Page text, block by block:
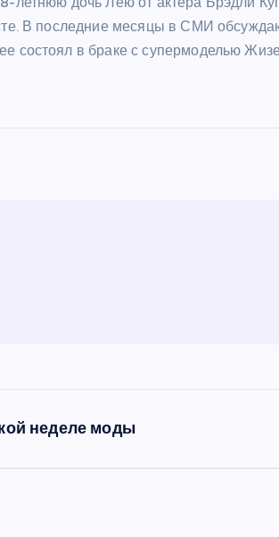
В последние месяцы в СМИ
состоял в браке с супермоделью
неделе моды